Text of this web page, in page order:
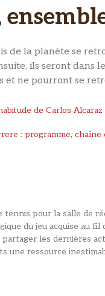
de la planète se
ils seront dans le
et ne pourront se
de Carlos
: programme,
pour la salle de
du jeu acquise au fil
les dernières
une ressource